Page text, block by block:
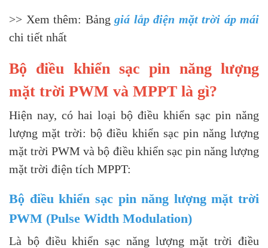
>> Xem thêm: Bảng giá lắp điện mặt trời áp mái
chi tiết nhất
Bộ điều khiển sạc pin năng lượng
mặt trời PWM và MPPT là gì?
Hiện nay, có hai loại bộ điều khiển sạc pin năng
lượng mặt trời: bộ điều khiển sạc pin năng lượng
mặt trời PWM và bộ điều khiển sạc pin năng lượng
mặt trời điện tích MPPT:
Bộ điều khiển sạc pin năng lượng mặt trời
PWM (Pulse Width Modulation)
Là bộ điều khiển sạc năng lượng mặt trời điều